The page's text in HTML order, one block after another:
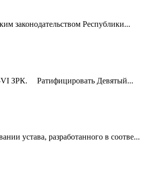
законодательством Республики...
VІ ЗРК. Ратифицировать Девятый...
устава, разработанного в соотве...